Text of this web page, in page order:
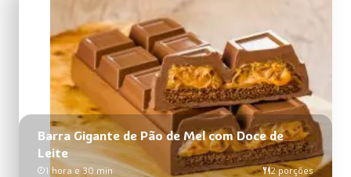
Barra Gigante de Pão de Mel com Doce de
Leite
1 hora e 30 min 2 porções